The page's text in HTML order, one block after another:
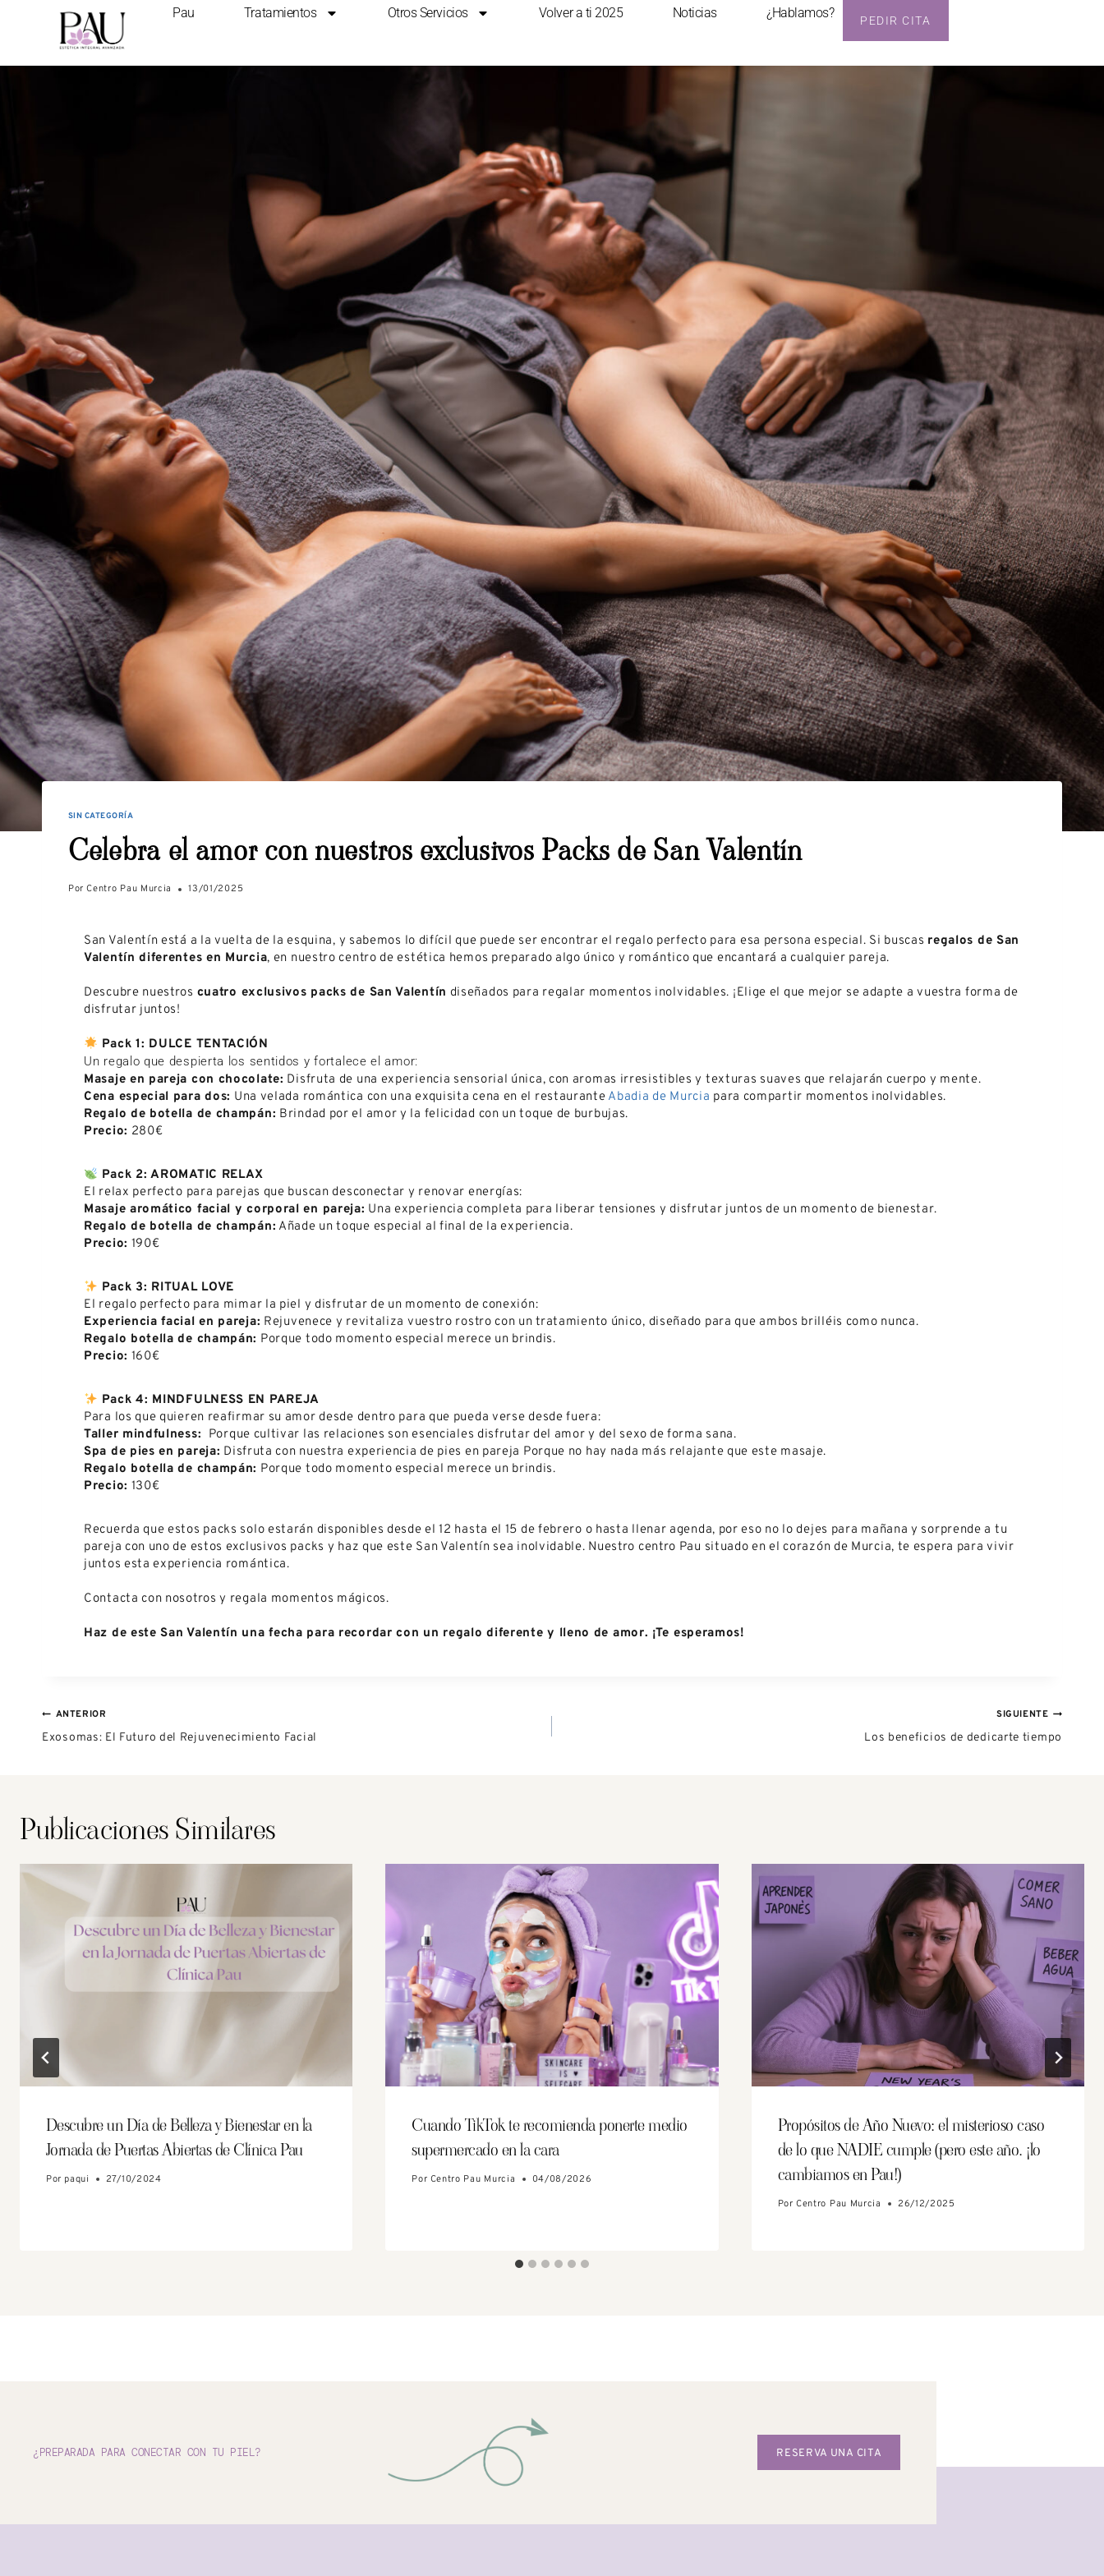
Pau Tratamientos Otros Servicios Volver a ti 2025 Noticias ¿Hablamos? PEDIR CITA
SIN CATEGORÍA
Celebra el amor con nuestros exclusivos Packs de San Valentín
Por Centro Pau Murcia 13/01/2025
San Valentín está a la vuelta de la esquina, y sabemos lo difícil que puede ser encontrar el regalo perfecto para esa persona especial. Si buscas regalos de San
Valentín diferentes en Murcia, en nuestro centro de estética hemos preparado algo único y romántico que encantará a cualquier pareja.
Descubre nuestros cuatro exclusivos packs de San Valentín diseñados para regalar momentos inolvidables. ¡Elige el que mejor se adapte a vuestra forma de
disfrutar juntos!
Pack 1: DULCE TENTACIÓN
Un regalo que despierta los sentidos y fortalece el amor:
Masaje en pareja con chocolate: Disfruta de una experiencia sensorial única, con aromas irresistibles y texturas suaves que relajarán cuerpo y mente.
Cena especial para dos: Una velada romántica con una exquisita cena en el restaurante Abadia de Murcia para compartir momentos inolvidables.
Regalo de botella de champán: Brindad por el amor y la felicidad con un toque de burbujas.
Precio: 280€
Pack 2: AROMATIC RELAX
El relax perfecto para parejas que buscan desconectar y renovar energías:
Masaje aromático facial y corporal en pareja: Una experiencia completa para liberar tensiones y disfrutar juntos de un momento de bienestar.
Regalo de botella de champán: Añade un toque especial al final de la experiencia.
Precio: 190€
Pack 3: RITUAL LOVE
El regalo perfecto para mimar la piel y disfrutar de un momento de conexión:
Experiencia facial en pareja: Rejuvenece y revitaliza vuestro rostro con un tratamiento único, diseñado para que ambos brilléis como nunca.
Regalo botella de champán: Porque todo momento especial merece un brindis.
Precio: 160€
Pack 4: MINDFULNESS EN PAREJA
Para los que quieren reafirmar su amor desde dentro para que pueda verse desde fuera:
Taller mindfulness: Porque cultivar las relaciones son esenciales disfrutar del amor y del sexo de forma sana.
Spa de pies en pareja: Disfruta con nuestra experiencia de pies en pareja Porque no hay nada más relajante que este masaje.
Regalo botella de champán: Porque todo momento especial merece un brindis.
Precio: 130€
Recuerda que estos packs solo estarán disponibles desde el 12 hasta el 15 de febrero o hasta llenar agenda, por eso no lo dejes para mañana y sorprende a tu
pareja con uno de estos exclusivos packs y haz que este San Valentín sea inolvidable. Nuestro centro Pau situado en el corazón de Murcia, te espera para vivir
juntos esta experiencia romántica.
Contacta con nosotros y regala momentos mágicos.
Haz de este San Valentín una fecha para recordar con un regalo diferente y lleno de amor. ¡Te esperamos!
ANTERIOR
Exosomas: El Futuro del Rejuvenecimiento Facial
SIGUIENTE
Los beneficios de dedicarte tiempo
Publicaciones Similares
Descubre un Día de Belleza y Bienestar en la
Jornada de Puertas Abiertas de Clínica Pau
Por paqui 27/10/2024
Cuando TikTok te recomienda ponerte medio
supermercado en la cara
Por Centro Pau Murcia 04/08/2026
Propósitos de Año Nuevo: el misterioso caso
de lo que NADIE cumple (pero este año… ¡lo
cambiamos en Pau!)
Por Centro Pau Murcia 26/12/2025
¿PREPARADA PARA CONECTAR CON TU PIEL? RESERVA UNA CITA